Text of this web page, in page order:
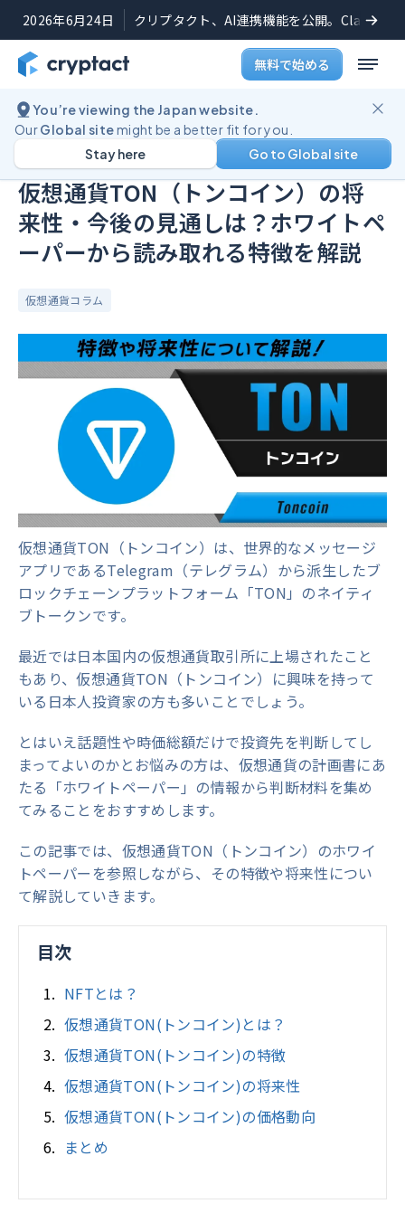
2026年6月24日 クリプタクト、AI連携機能を公開。Claude
無料で始める
You’re viewing the Japan website.
OurGlobal sitemight be a better fit for you.
Go to Global site
Stay here
ブログ
公開日:2024年9月4日(最終更新日:2024年12月10日
仮想通貨TON（トンコイン）の将
来性・今後の見通しは？ホワイトペ
ーパーから読み取れる特徴を解説
仮想通貨コラム
仮想通貨TON（トンコイン）は、世界的なメッセージ
アプリであるTelegram（テレグラム）から派生したブ
ロックチェーンプラットフォーム「TON」のネイティ
ブトークンです。
最近では日本国内の仮想通貨取引所に上場されたこと
もあり、仮想通貨TON（トンコイン）に興味を持って
いる日本人投資家の方も多いことでしょう。
とはいえ話題性や時価総額だけで投資先を判断してし
まってよいのかとお悩みの方は、仮想通貨の計画書にあ
たる「ホワイトペーパー」の情報から判断材料を集め
てみることをおすすめします。
この記事では、仮想通貨TON（トンコイン）のホワイ
トペーパーを参照しながら、その特徴や将来性につい
て解説していきます。
目次
NFTとは？
仮想通貨TON(トンコイン)とは？
仮想通貨TON(トンコイン)の特徴
仮想通貨TON(トンコイン)の将来性
仮想通貨TON(トンコイン)の価格動向
まとめ